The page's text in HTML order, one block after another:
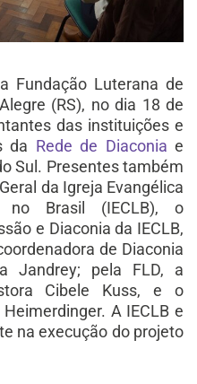
Fundação Luterana de
(RS), no dia 18 de
das instituições e
da Rede de Diaconia e
Sul. Presentes também
da Igreja Evangélica
no Brasil (IECLB), o
e Diaconia da IECLB,
de Diaconia
Jandrey; pela FLD, a
Cibele Kuss, e o
A IECLB e
na execução do projeto